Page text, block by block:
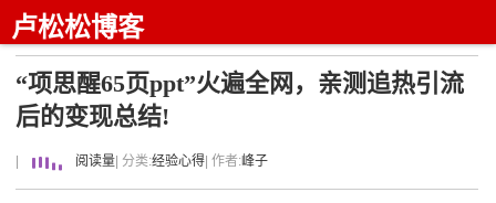
卢松松博客
“项思醒65页ppt”火遍全网，亲测追热引流
后的变现总结!
阅读量 | 分类:经验心得 | 作者:峰子